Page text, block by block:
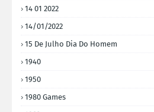
14 01 2022
14/01/2022
15 De Julho Dia Do Homem
1940
1950
1980 Games